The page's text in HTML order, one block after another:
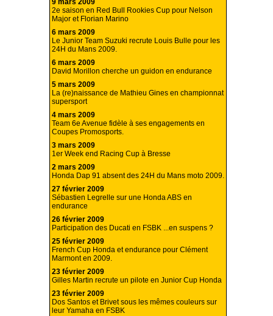
9 mars 2009
2e saison en Red Bull Rookies Cup pour Nelson
Major et Florian Marino
6 mars 2009
Le Junior Team Suzuki recrute Louis Bulle pour les
24H du Mans 2009.
6 mars 2009
David Morillon cherche un guidon en endurance
5 mars 2009
La (re)naissance de Mathieu Gines en championnat
supersport
4 mars 2009
Team 6e Avenue fidèle à ses engagements en
Coupes Promosports.
3 mars 2009
1er Week end Racing Cup à Bresse
2 mars 2009
Honda Dap 91 absent des 24H du Mans moto 2009.
27 février 2009
Sébastien Legrelle sur une Honda ABS en
endurance
26 février 2009
Participation des Ducati en FSBK ...en suspens ?
25 février 2009
French Cup Honda et endurance pour Clément
Marmont en 2009.
23 février 2009
Gilles Martin recrute un pilote en Junior Cup Honda
23 février 2009
Dos Santos et Brivet sous les mêmes couleurs sur
leur Yamaha en FSBK